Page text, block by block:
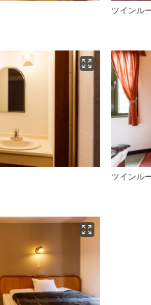
ツインル
ツインル